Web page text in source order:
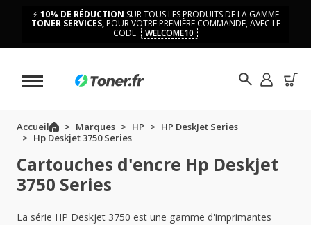
⚡ 10% DE RÉDUCTION SUR TOUS LES PRODUITS DE LA GAMME
TONER SERVICES,POUR VOTRE PREMIÈRE COMMANDE, AVEC LE
CODE
WELCOME10
Accueil Marques HP
HP DeskJet Series
Hp Deskjet 3750 Series
Cartouches d'encre Hp Deskjet
3750 Series
La série HP Deskjet 3750 est une gamme d'imprimantes